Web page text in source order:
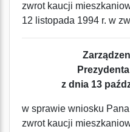
zwrot kaucji
12 listopada 1994 r. w
z dnia 13
w sprawie wniosku
zwrot kaucji